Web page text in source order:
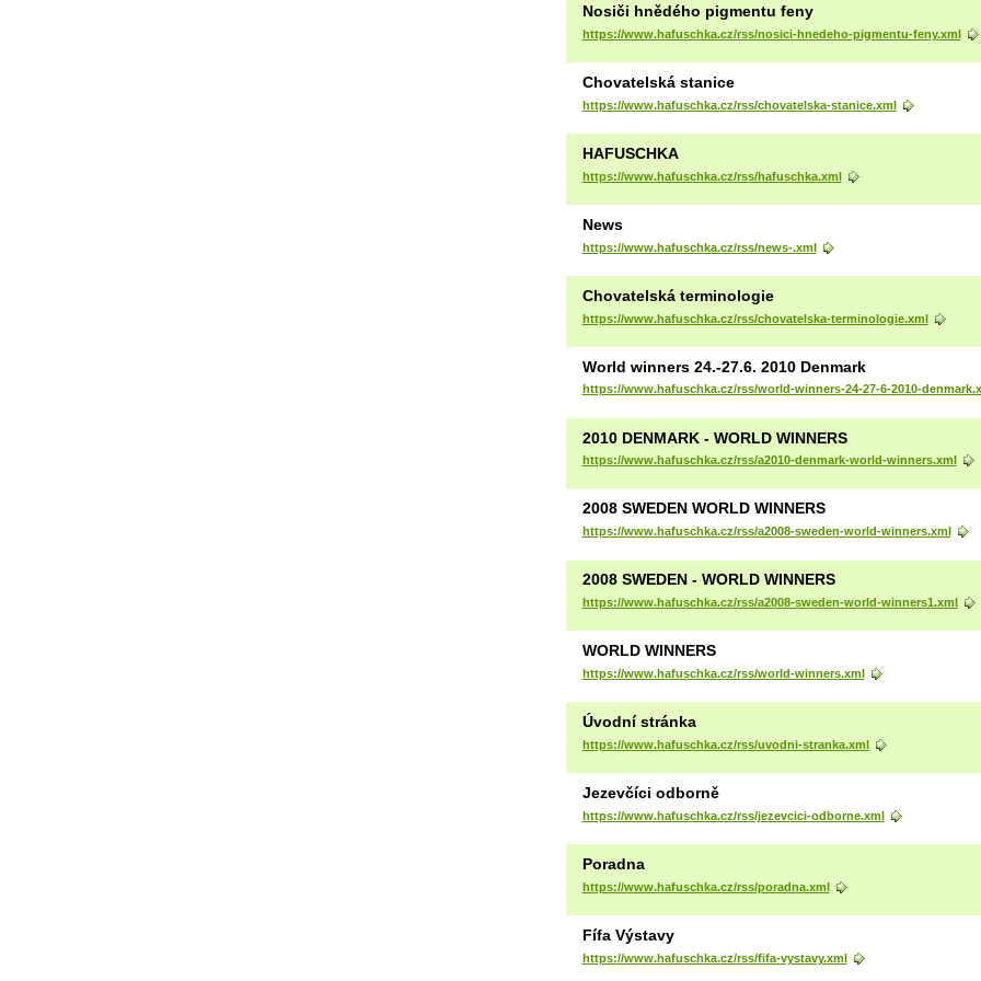
Nosiči hnědého pigmentu feny
https://www.hafuschka.cz/rss/nosici-hnedeho-pigmentu-feny.xml
Chovatelská stanice
https://www.hafuschka.cz/rss/chovatelska-stanice.xml
HAFUSCHKA
https://www.hafuschka.cz/rss/hafuschka.xml
News
https://www.hafuschka.cz/rss/news-.xml
Chovatelská terminologie
https://www.hafuschka.cz/rss/chovatelska-terminologie.xml
World winners 24.-27.6. 2010 Denmark
https://www.hafuschka.cz/rss/world-winners-24-27-6-2010-
2010 DENMARK - WORLD WINNERS
https://www.hafuschka.cz/rss/a2010-denmark-world-winners.xml
2008 SWEDEN WORLD WINNERS
https://www.hafuschka.cz/rss/a2008-sweden-world-winners.xml
2008 SWEDEN - WORLD WINNERS
https://www.hafuschka.cz/rss/a2008-sweden-world-winners1.xml
WORLD WINNERS
https://www.hafuschka.cz/rss/world-winners.xml
Úvodní stránka
https://www.hafuschka.cz/rss/uvodni-stranka.xml
Jezevčíci odborně
https://www.hafuschka.cz/rss/jezevcici-odborne.xml
Poradna
https://www.hafuschka.cz/rss/poradna.xml
Fífa Výstavy
https://www.hafuschka.cz/rss/fifa-vystavy.xml